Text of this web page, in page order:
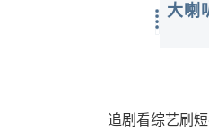
大喇
追剧看综艺刷